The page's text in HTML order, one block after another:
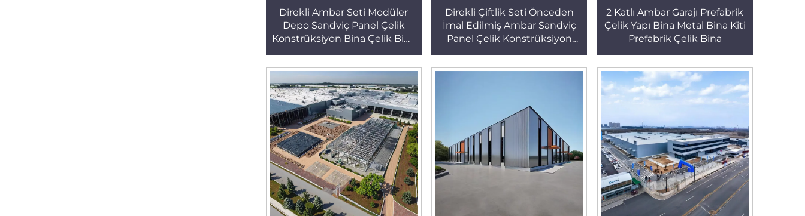
Direkli Ambar Seti Modüler
Depo Sandviç Panel Çelik
Konstrüksiyon Bina Çelik Bina
Direkli Çiftlik Seti Önceden
İmal Edilmiş Ambar Sandviç
Panel Çelik Konstrüksiyon
2 Katlı Ambar Garajı Prefabrik
Çelik Yapı Bina Metal Bina Kiti
Prefabrik Çelik Bina